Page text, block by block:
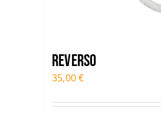
Reverso
35,00€